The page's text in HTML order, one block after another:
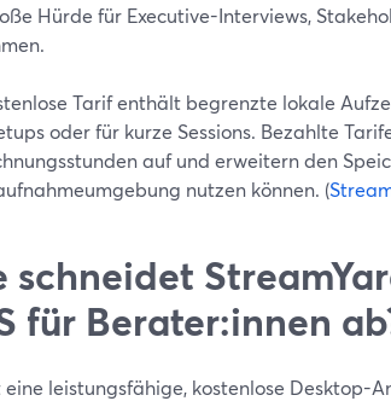
Hürde für Executive-Interviews,
Tarif enthält begrenzte lokale
oder für kurze Sessions. Bezahlte
auf und erweitern den
nutzen können. (
schneidet
für Berater:innen
eine leistungsfähige, kostenlose Desktop-